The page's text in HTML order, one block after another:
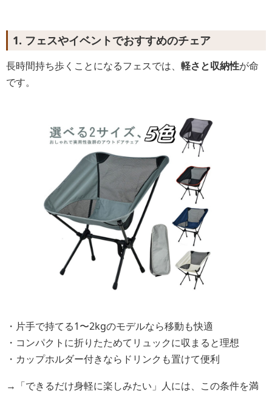
1. フェスやイベントでおすすめのチェア
長時間持ち歩くことになるフェスでは、 軽さと収納性が命
です。
・片手で持てる1〜2kgのモデルなら移動も快適
・コンパクトに折りたためてリュックに収まると理想
・カップホルダー付きならドリンクも置けて便利
→「できるだけ身軽に楽しみたい」人には、この条件を満